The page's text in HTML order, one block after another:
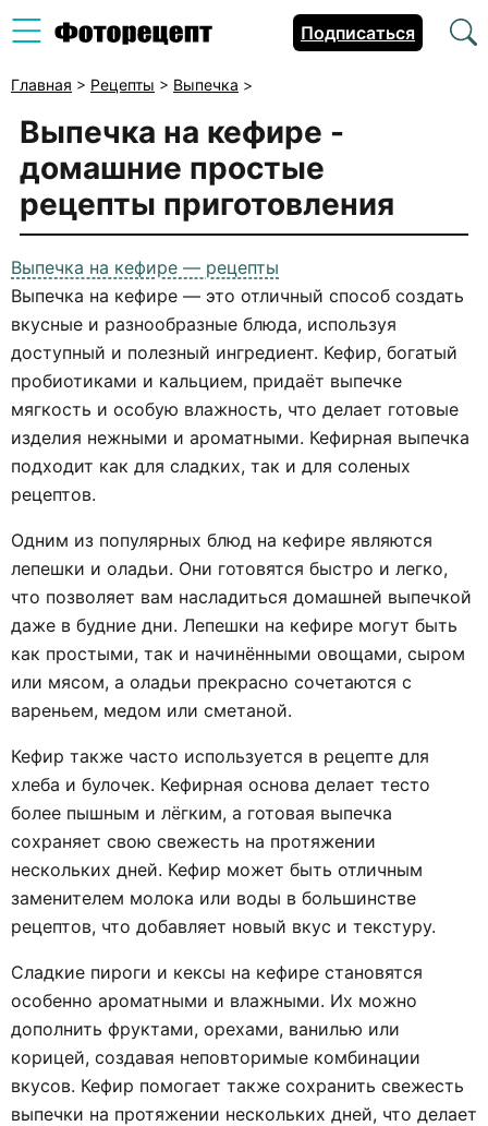
Подписаться
Главная > Рецепты > Выпечка >
Выпечка на кефире -
домашние простые
рецепты приготовления
Выпечка на кефире — рецепты
Выпечка на кефире — это отличный способ создать
вкусные и разнообразные блюда, используя
доступный и полезный ингредиент. Кефир, богатый
пробиотиками и кальцием, придаёт выпечке
мягкость и особую влажность, что делает готовые
изделия нежными и ароматными. Кефирная выпечка
подходит как для сладких, так и для соленых
рецептов.
Одним из популярных блюд на кефире являются
лепешки и оладьи. Они готовятся быстро и легко,
что позволяет вам насладиться домашней выпечкой
даже в будние дни. Лепешки на кефире могут быть
как простыми, так и начинёнными овощами, сыром
или мясом, а оладьи прекрасно сочетаются с
вареньем, медом или сметаной.
Кефир также часто используется в рецепте для
хлеба и булочек. Кефирная основа делает тесто
более пышным и лёгким, а готовая выпечка
сохраняет свою свежесть на протяжении
нескольких дней. Кефир может быть отличным
заменителем молока или воды в большинстве
рецептов, что добавляет новый вкус и текстуру.
Сладкие пироги и кексы на кефире становятся
особенно ароматными и влажными. Их можно
дополнить фруктами, орехами, ванилью или
корицей, создавая неповторимые комбинации
вкусов. Кефир помогает также сохранить свежесть
выпечки на протяжении нескольких дней, что делает